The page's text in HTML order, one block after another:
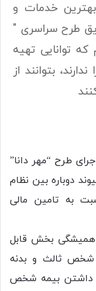
خدمات و
طرح سراسری "
توانایی تهیه
بتوانند از
طرح “مهر دانا”
دوباره بین نظام
به تامین مالی
همیشگی بخش قابل
شخص ثالث و بدنه
داشتن بیمه شخص